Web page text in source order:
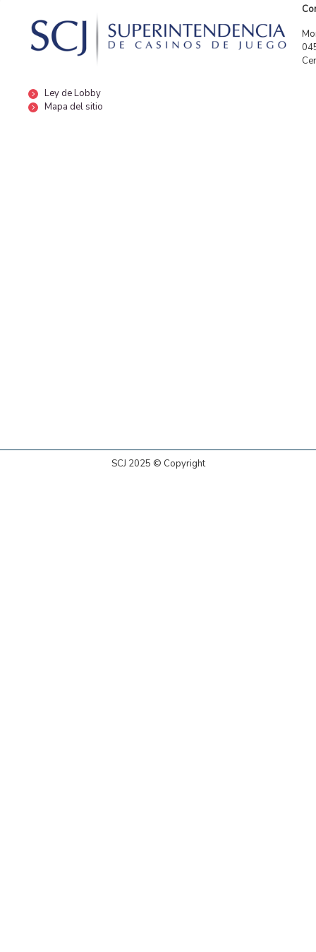
Ley de Lobby
Mapa del sitio
SCJ 2025 © Copyright